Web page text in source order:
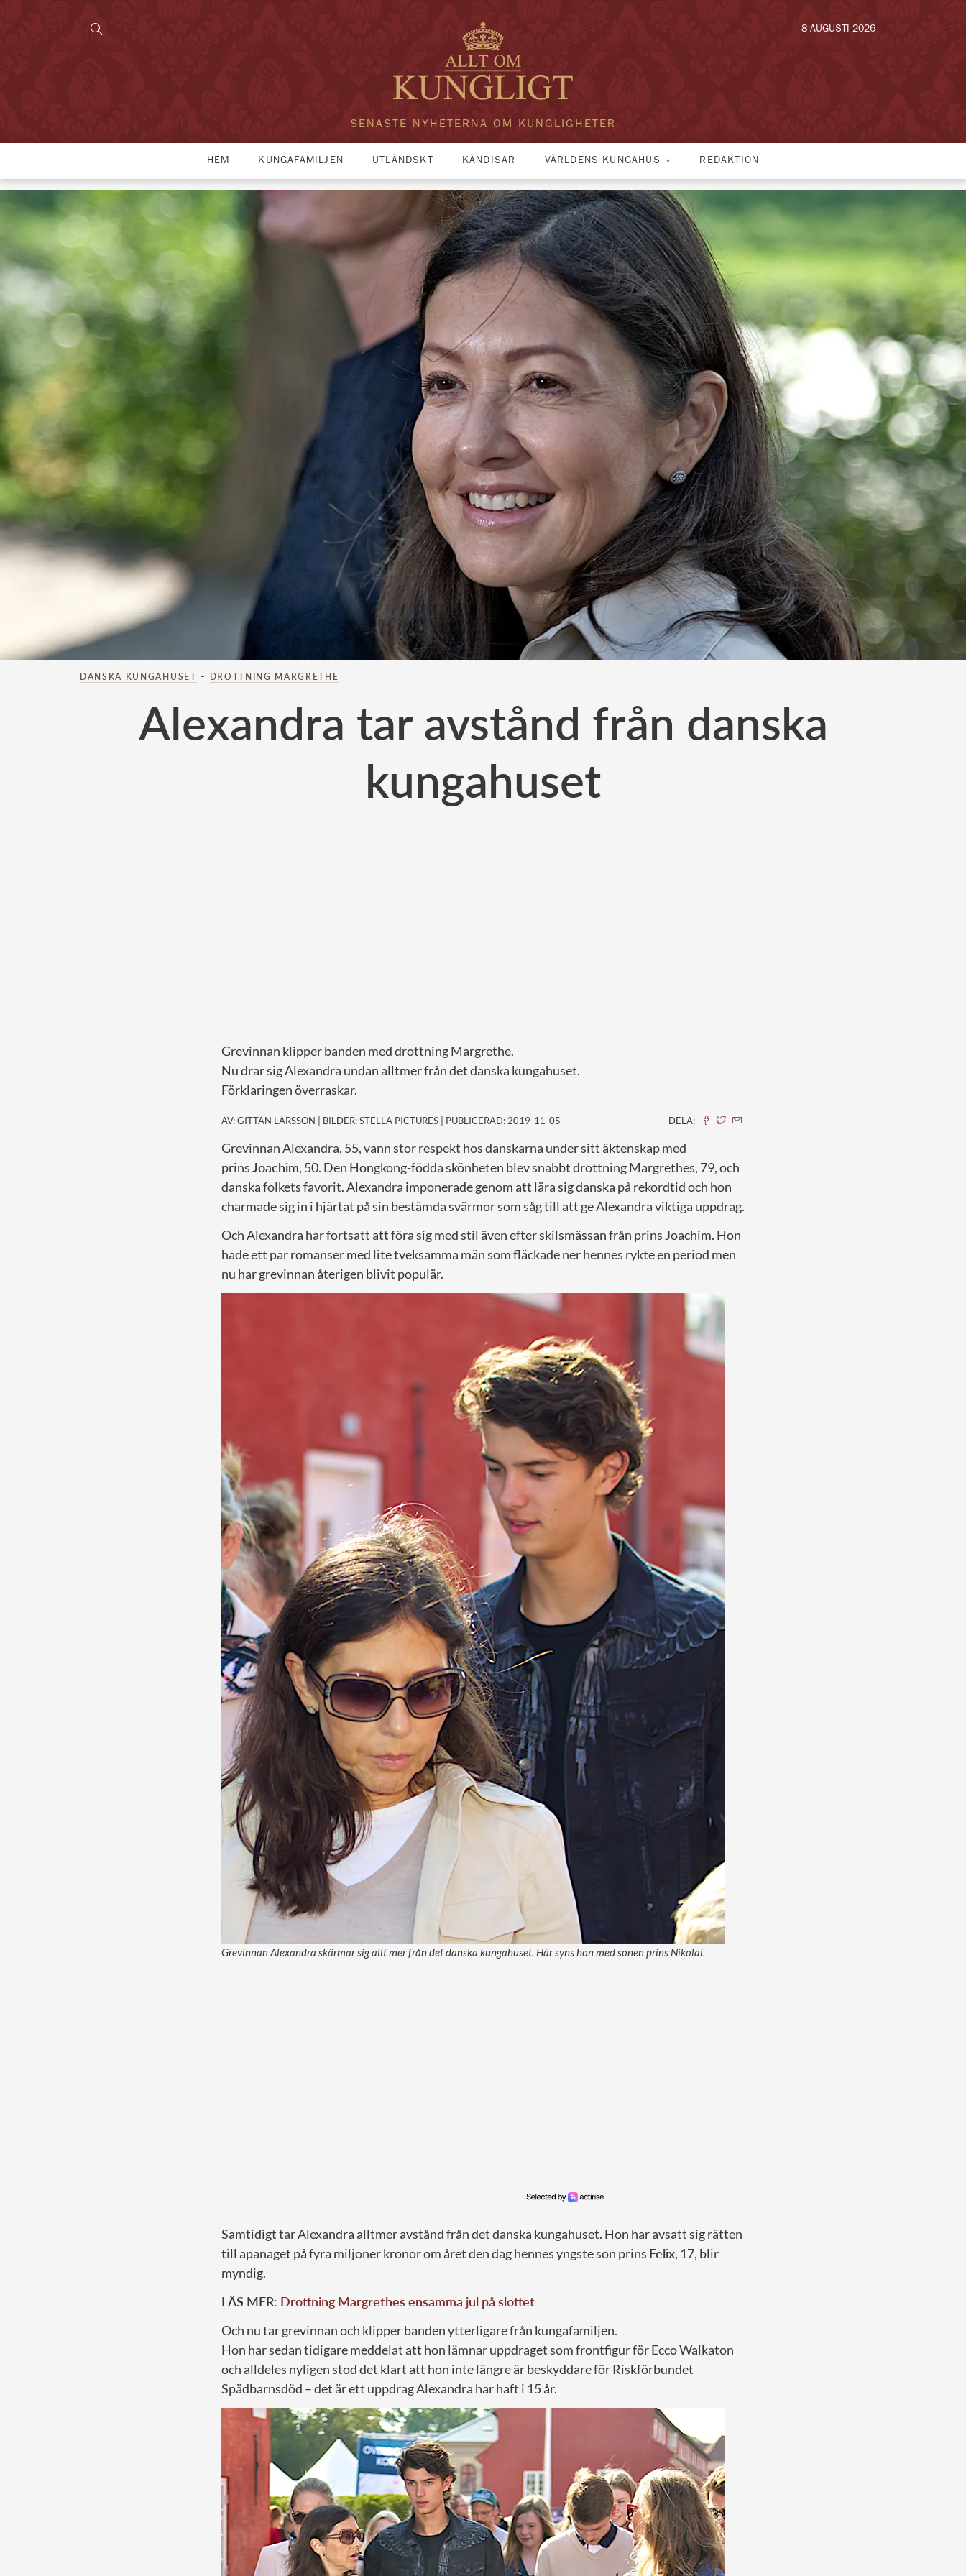
SENASTE NYHETERNA OM KUNGLIGHETER
8 AUGUSTI 2026
HEM KUNGAFAMILJEN UTLÄNDSKT KÄNDISAR VÄRLDENS KUNGAHUS REDAKTION
DANSKA KUNGAHUSET – DROTTNING MARGRETHE
Alexandra tar avstånd från danska
kungahuset
Grevinnan klipper banden med drottning Margrethe.
Nu drar sig Alexandra undan alltmer från det danska kungahuset.
Förklaringen överraskar.
AV: GITTAN LARSSON | BILDER: STELLA PICTURES | PUBLICERAD: 2019-11-05 DELA:
Grevinnan Alexandra, 55, vann stor respekt hos danskarna under sitt äktenskap med
prinsJoachim, 50. Den Hongkong-födda skönheten blev snabbt drottning Margrethes, 79, och
danska folkets favorit. Alexandra imponerade genom att lära sig danska på rekordtid och hon
charmade sig in i hjärtat på sin bestämda svärmor som såg till att ge Alexandra viktiga uppdrag.
Och Alexandra har fortsatt att föra sig med stil även efter skilsmässan från prins Joachim. Hon
hade ett par romanser med lite tveksamma män som fläckade ner hennes rykte en period men
nu har grevinnan återigen blivit populär.
Grevinnan Alexandra skärmar sig allt mer från det danska kungahuset. Här syns hon med sonen prins Nikolai.
Samtidigt tar Alexandra alltmer avstånd från det danska kungahuset. Hon har avsatt sig rätten
till apanaget på fyra miljoner kronor om året den dag hennes yngste son prins Felix, 17, blir
myndig.
LÄS MER: Drottning Margrethes ensamma jul på slottet
Och nu tar grevinnan och klipper banden ytterligare från kungafamiljen.
Hon har sedan tidigare meddelat att hon lämnar uppdraget som frontfigur för Ecco Walkaton
och alldeles nyligen stod det klart att hon inte längre är beskyddare för Riskförbundet
Spädbarnsdöd – det är ett uppdrag Alexandra har haft i 15 år.